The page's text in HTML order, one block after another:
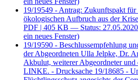
19/19549 - Antrag: Zukunftspakt für
ökologischen Aufbruch aus der Krise
PDF | 405 KB — Status: 27.05.2020
ein neues Fenster)
19/19590 - Beschlussempfehlung
der Abgeordneten Ulla Jelpke, Dr.
Akbulut, weiterer Abgeordneter
LINKE. - Drucksache 19/18685 -